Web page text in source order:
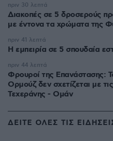
Διακοπές σε 5 δροσερούς
με έντονα τα χρώματα της
πριν 30 λεπτά
Η εμπειρία σε 5 σπουδαία
πριν 41 λεπτά
Φρουροί της Επανάστασης:
Ορμούζ δεν σχετίζεται με
Τεχεράνης - Ομάν
πριν 44 λεπτά
ΔΕΙΤΕ ΟΛΕΣ ΤΙΣ